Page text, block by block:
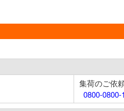
集荷のご依
0800-0800-